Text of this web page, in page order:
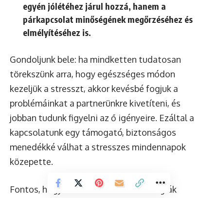
egyén jólétéhez járul hozzá, hanem a
párkapcsolat minőségének megőrzéséhez és
elmélyítéséhez is.
Gondoljunk bele: ha mindketten tudatosan
törekszünk arra, hogy egészséges módon
kezeljük a stresszt, akkor kevésbé fogjuk a
problémáinkat a partnerünkre kivetíteni, és
jobban tudunk figyelni az ő igényeire. Ezáltal a
kapcsolatunk egy támogató, biztonságos
menedékké válhat a stresszes mindennapok
közepette.
Fontos, hogy a stresszkezelési stratégiák